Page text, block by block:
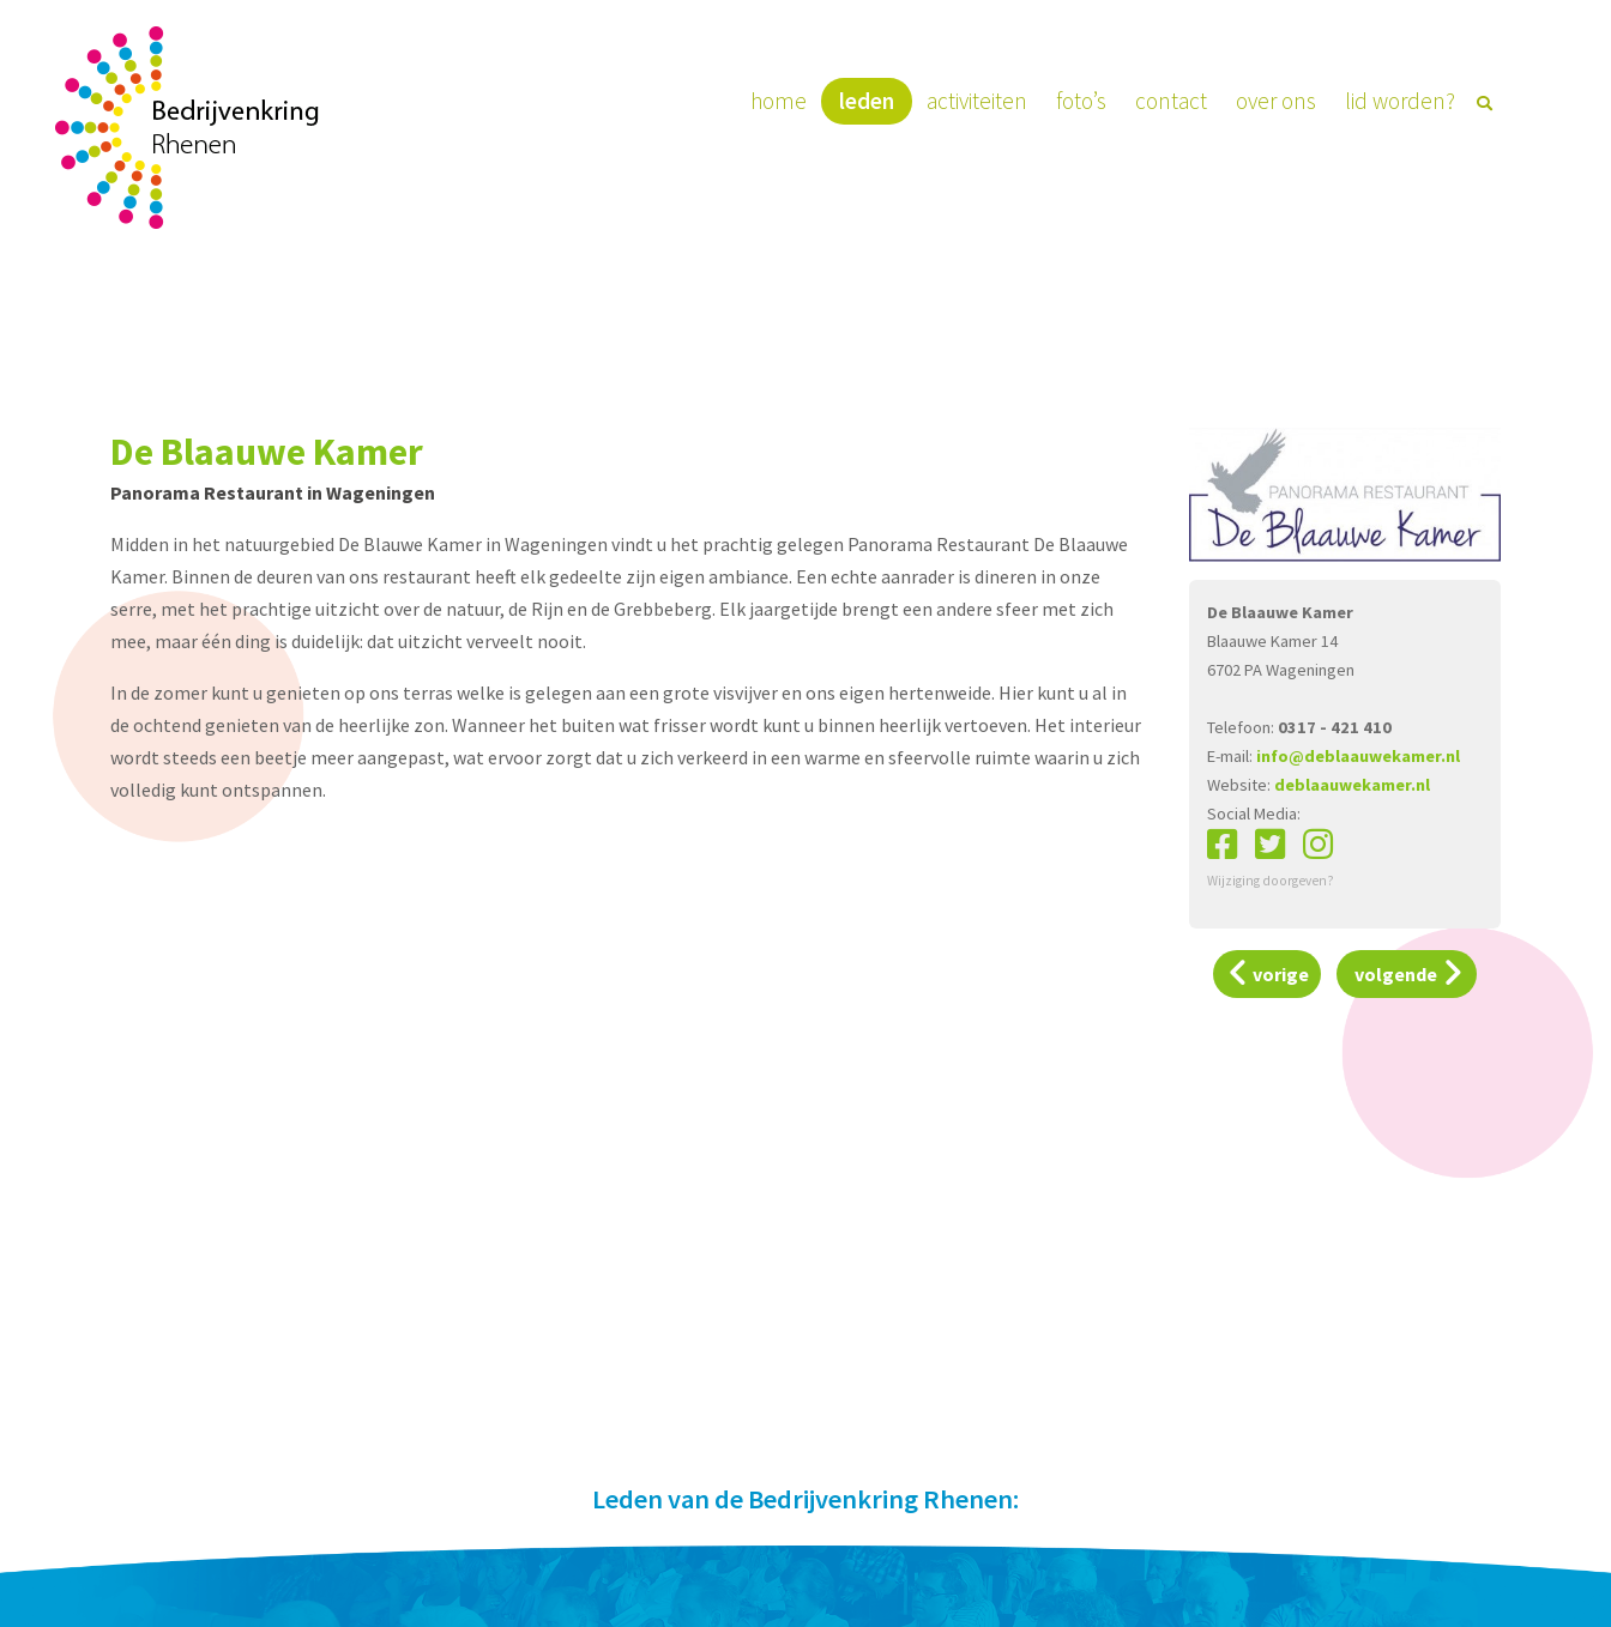
home leden activiteiten foto’s contact over ons lid worden?
De Blaauwe Kamer
Panorama Restaurant in Wageningen
Midden in het natuurgebied De Blauwe Kamer in Wageningen vindt u het prachtig gelegen Panorama Restaurant De Blaauwe
Kamer. Binnen de deuren van ons restaurant heeft elk gedeelte zijn eigen ambiance. Een echte aanrader is dineren in onze
serre, met het prachtige uitzicht over de natuur, de Rijn en de Grebbeberg. Elk jaargetijde brengt een andere sfeer met zich
mee, maar één ding is duidelijk: dat uitzicht verveelt nooit.
In de zomer kunt u genieten op ons terras welke is gelegen aan een grote visvijver en ons eigen hertenweide. Hier kunt u al in
de ochtend genieten van de heerlijke zon. Wanneer het buiten wat frisser wordt kunt u binnen heerlijk vertoeven. Het interieur
wordt steeds een beetje meer aangepast, wat ervoor zorgt dat u zich verkeerd in een warme en sfeervolle ruimte waarin u zich
volledig kunt ontspannen.
De Blaauwe Kamer
Blaauwe Kamer 14
6702 PA Wageningen
Telefoon: 0317 - 421 410
E-mail: info@deblaauwekamer.nl
Website: deblaauwekamer.nl
Social Media:
Wijziging doorgeven?
vorige volgende
Leden van de Bedrijvenkring Rhenen: